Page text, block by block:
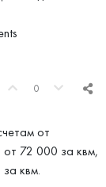
0
от
72 000 за квм,
квм.